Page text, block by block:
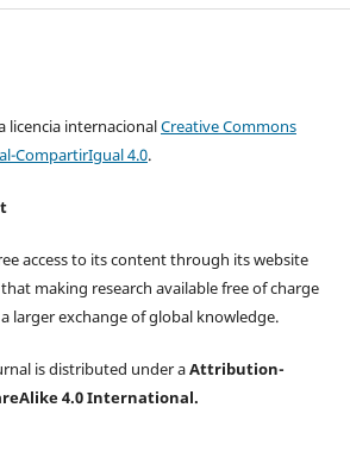
licencia internacionalCreative Commons
CompartirIgual 4.0.
access to its content through its website
making research available free of charge
larger exchange of global knowledge.
is distributed under aAttribution-
4.0 International.